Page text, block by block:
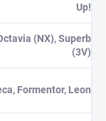
Up!
(NX), Superb
(3V)
Formentor, Leon